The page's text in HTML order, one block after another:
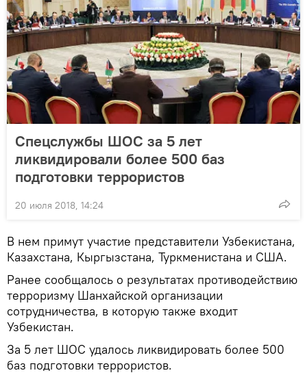
Спецслужбы ШОС за 5 лет
ликвидировали более 500 баз
подготовки террористов
20 июля 2018, 14:24
В нем примут участие представители Узбекистана,
Казахстана, Кыргызстана, Туркменистана и США.
Ранее сообщалось о результатах противодействию
терроризму Шанхайской организации
сотрудничества, в которую также входит
Узбекистан.
За 5 лет ШОС удалось ликвидировать более 500
баз подготовки террористов.